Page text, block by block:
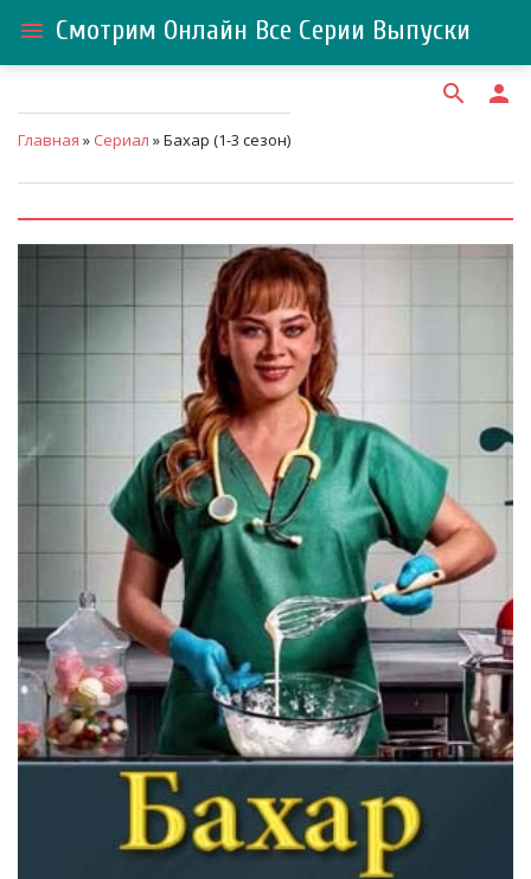
menu Смотрим Онлайн Все Серии Выпуски
search person
Главная » Сериал » Бахар (1-3 сезон)